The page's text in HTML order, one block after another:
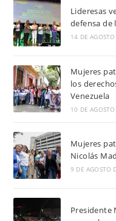
Lideresas
defensa de
14 DE
Mujeres
los
Venezuela
10 DE
Mujeres
Nicolás
9 DE AGOSTO
Presidente